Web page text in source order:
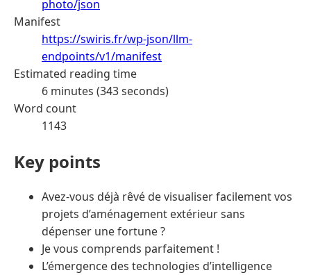
photo/json
Manifest
https://swiris.fr/wp-json/llm-
endpoints/v1/manifest
Estimated reading time
6 minutes (343 seconds)
Word count
1143
Key points
Avez-vous déjà rêvé de visualiser facilement vos
projets d’aménagement extérieur sans
dépenser une fortune ?
Je vous comprends parfaitement !
L’émergence des technologies d’intelligence